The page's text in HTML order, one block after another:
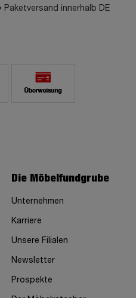
Paketversand innerhalb DE
Die Möbelfundgrube
Unternehmen
Karriere
Unsere Filialen
Newsletter
Prospekte